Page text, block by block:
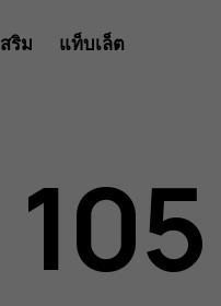
ริม แท็บเล็ต